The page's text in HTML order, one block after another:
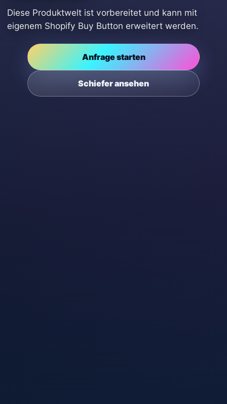
Diese Produktwelt ist vorbereitet und kann mit
eigenem Shopify Buy Button erweitert werden.
Anfrage starten
Schiefer ansehen